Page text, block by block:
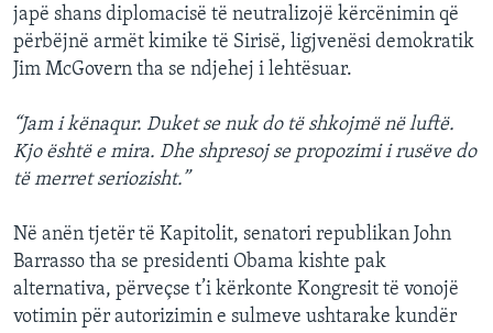
japë shans diplomacisë të neutralizojë kërcënimin që
përbëjnë armët kimike të Sirisë, ligjvenësi demokratik
Jim McGovern tha se ndjehej i lehtësuar.
“Jam i kënaqur. Duket se nuk do të shkojmë në luftë.
Kjo është e mira. Dhe shpresoj se propozimi i rusëve do
të merret seriozisht.”
Në anën tjetër të Kapitolit, senatori republikan John
Barrasso tha se presidenti Obama kishte pak
alternativa, përveçse t’i kërkonte Kongresit të vonojë
votimin për autorizimin e sulmeve ushtarake kundër